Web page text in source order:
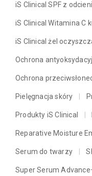
iS Clinical SPF z
iS Clinical Witamina C
iS Clinical żel
Ochrona
Ochrona
Pielęgnacja skóry
Produkty iS Clinical
Reparative Moisture
Serum do twarzy
Super Serum